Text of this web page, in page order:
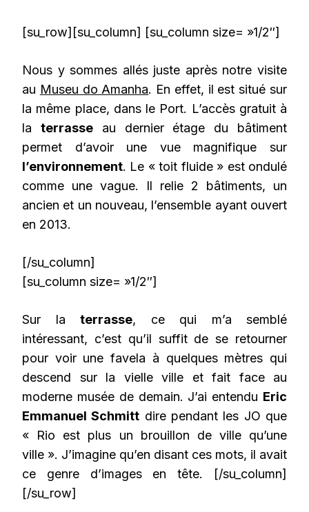
[su_row][su_column] [su_column size= »1/2″]
Nous y sommes allés juste après notre visite
au Museu do Amanha. En effet, il est situé sur
la même place, dans le Port. L’accès gratuit à
la terrasseau dernier étage du bâtiment
permet d’avoir une vue magnifique sur
l’environnement. Le « toit fluide » est ondulé
comme une vague. Il relie 2 bâtiments, un
ancien et un nouveau, l’ensemble ayant ouvert
en 2013.
[/su_column]
[su_column size= »1/2″]
Sur la terrasse, ce qui m’a semblé
intéressant, c’est qu’il suffit de se retourner
pour voir une favela à quelques mètres qui
descend sur la vielle ville et fait face au
moderne musée de demain. J’ai entendu Eric
Emmanuel Schmitt dire pendant les JO que
« Rio est plus un brouillon de ville qu’une
ville ». J’imagine qu’en disant ces mots, il avait
ce genre d’images en tête. [/su_column]
[/su_row]